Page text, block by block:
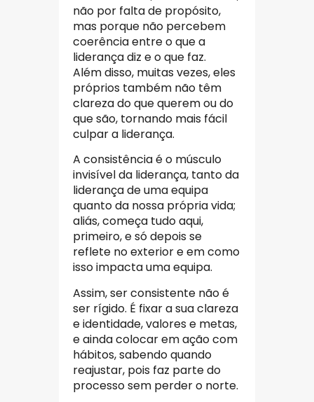
não por falta de propósito,
mas porque não percebem
coerência entre o que a
liderança diz e o que faz.
Além disso, muitas vezes, eles
próprios também não têm
clareza do que querem ou do
que são, tornando mais fácil
culpar a liderança.
A consistência é o músculo
invisível da liderança, tanto da
liderança de uma equipa
quanto da nossa própria vida;
aliás, começa tudo aqui,
primeiro, e só depois se
reflete no exterior e em como
isso impacta uma equipa.
Assim, ser consistente não é
ser rígido. É fixar a sua clareza
e identidade, valores e metas,
e ainda colocar em ação com
hábitos, sabendo quando
reajustar, pois faz parte do
processo sem perder o norte.